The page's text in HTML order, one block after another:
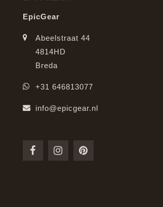
EpicGear
Abeelstraat 44
4814HD
Breda
+31 646813077
info@epicgear.nl